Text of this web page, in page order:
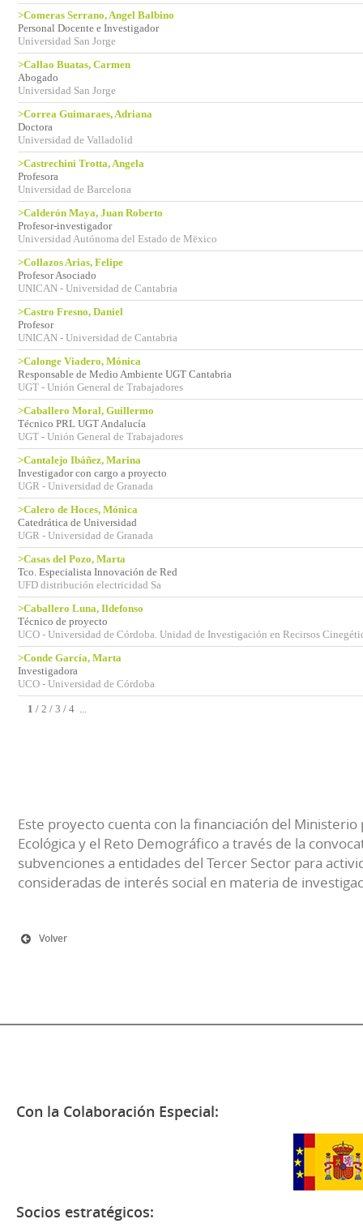
>Comeras Serrano, Angel Balbino
Personal Docente e Investigador
Universidad San Jorge
>Callao Buatas, Carmen
Abogado
Universidad San Jorge
>Correa Guimaraes, Adriana
Doctora
Universidad de Valladolid
>Castrechini Trotta, Angela
Profesora
Universidad de Barcelona
>Calderón Maya, Juan Roberto
Profesor-investigador
Universidad Autónoma del Estado de Mëxico
>Collazos Arias, Felipe
Profesor Asociado
UNICAN - Universidad de Cantabria
>Castro Fresno, Daniel
Profesor
UNICAN - Universidad de Cantabria
>Calonge Viadero, Mónica
Responsable de Medio Ambiente UGT Cantabria
UGT - Unión General de Trabajadores
>Caballero Moral, Guillermo
Técnico PRL UGT Andalucía
UGT - Unión General de Trabajadores
>Cantalejo Ibáñez, Marina
Investigador con cargo a proyecto
UGR - Universidad de Granada
>Calero de Hoces, Mónica
Catedrática de Universidad
UGR - Universidad de Granada
>Casas del Pozo, Marta
Tco. Especialista Innovación de Red
UFD distribución electricidad Sa
>Caballero Luna, Ildefonso
Técnico de proyecto
UCO - Universidad de Córdoba. Unidad de Investigación en Recirsos
>Conde García, Marta
Investigadora
UCO - Universidad de Córdoba
1 / 2 / 3 / 4 ...
Este proyecto cuenta con la financiación del Ministerio
Ecológica y el Reto Demográfico a través de la
subvenciones a entidades del Tercer Sector para
consideradas de interés social en materia de
Volver
Con la Colaboración Especial:
Socios estratégicos: